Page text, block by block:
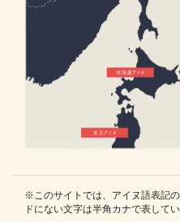
※このサイトでは、アイヌ語表記
ドにない文字は半角カナで表してい